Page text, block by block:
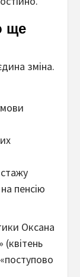
ще
зміна.
пенсію
Оксана